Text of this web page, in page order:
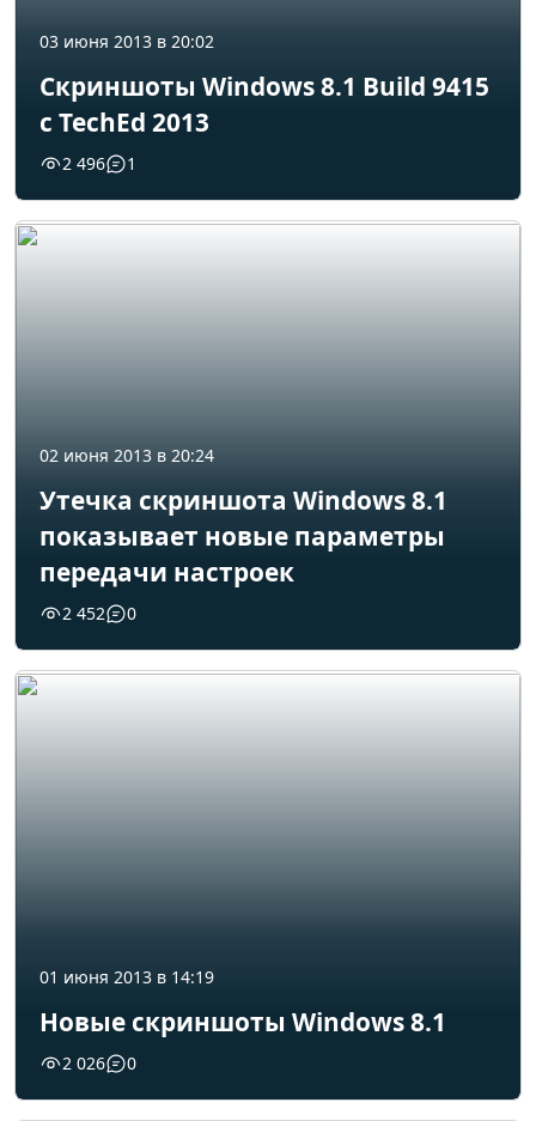
03 июня 2013 в 20:02
Скриншоты Windows 8.1 Build 9415
с TechEd 2013
2 496 1
02 июня 2013 в 20:24
Утечка скриншота Windows 8.1
показывает новые параметры
передачи настроек
2 452 0
01 июня 2013 в 14:19
Новые скриншоты Windows 8.1
2 026 0